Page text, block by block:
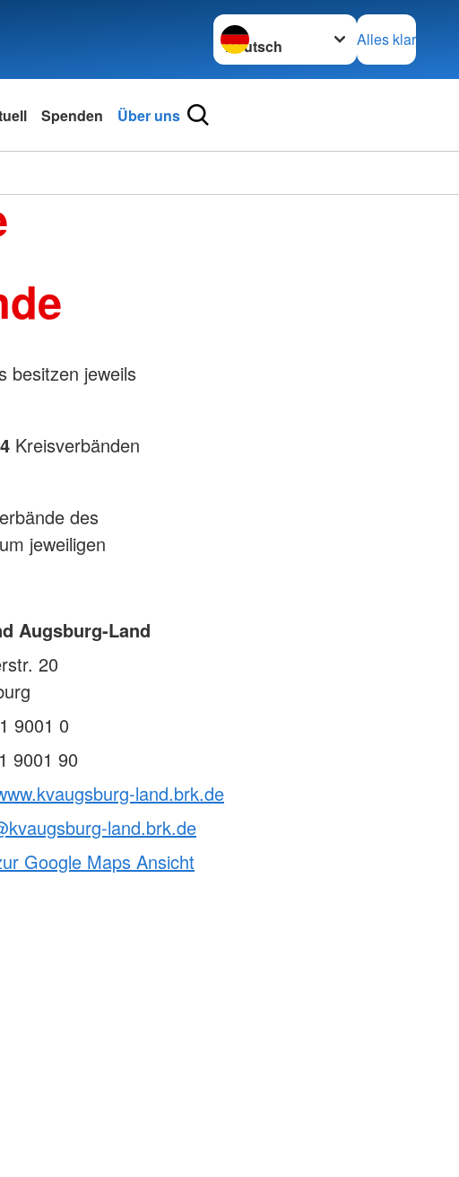
Sprache wechseln zu
Alles klar
Spenden Über uns
besitzen jeweils
Kreisverbänden
des
jeweiligen
Augsburg-Land
20
9001 0
9001 90
land.brk.de
land.brk.de
Google Maps Ansicht